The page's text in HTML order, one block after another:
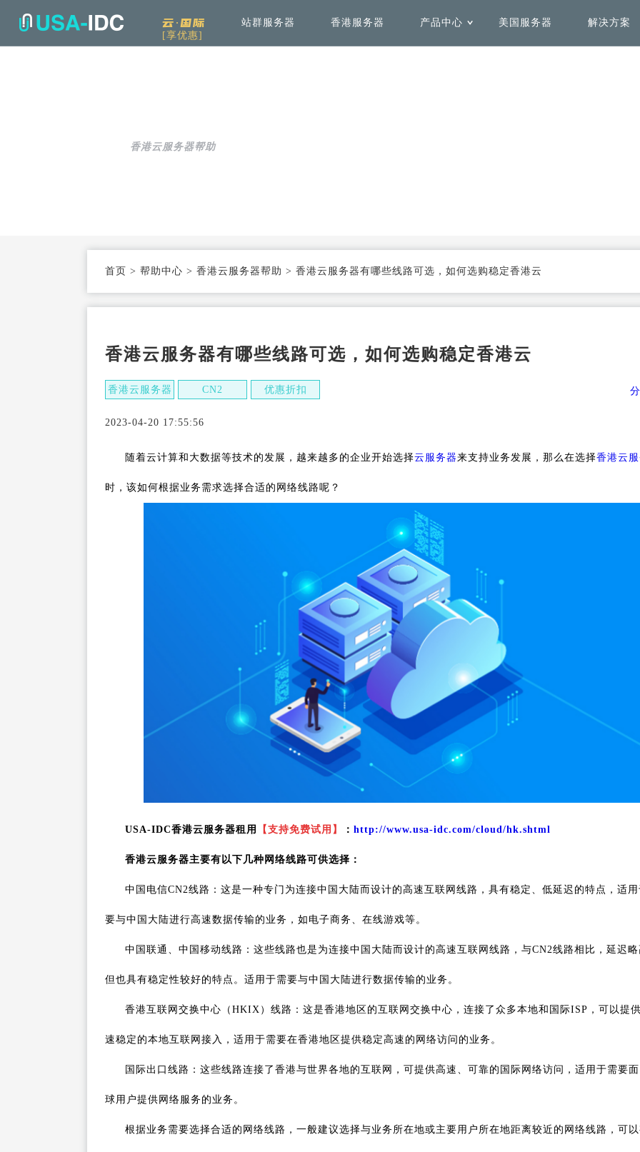
云·国际
[享优惠]
站群服务器 香港服务器 产品中心
云服务器 Openstack KVM架构
法国服务器 英国服务器
TikTok跨境电商 新加坡服务器
美国服务器 解决方案
同时保证安全和灵活性，优化
联系专业SAP架构团队为您定
香港云服务器帮助
首页 > 帮助中心 > 香港云服务器帮助 > 香港云服务器有哪些线路可选，如何选购稳定香港云
香港云服务器有哪些线路可选，如何选购稳定香港云
香港云服务器 CN2 优惠折扣
2023-04-20 17:55:56
随着云计算和大数据等技术的发展，越来越多的企业开始选择云服务器来支持业务发展，那么在选择香港云
时，该如何根据业务需求选择合适的网络线路呢？
USA-IDC香港云服务器租用 【支持免费试用】 ： http://www.usa-idc.com/cloud/hk.shtml
香港云服务器主要有以下几种网络线路可供选择：
中国电信CN2线路：这是一种专门为连接中国大陆而设计的高速互联网线路，具有稳定、低延迟的特点，适
要与中国大陆进行高速数据传输的业务，如电子商务、在线游戏等。
中国联通、中国移动线路：这些线路也是为连接中国大陆而设计的高速互联网线路，与CN2线路相比，延迟
但也具有稳定性较好的特点。适用于需要与中国大陆进行数据传输的业务。
香港互联网交换中心（HKIX）线路：这是香港地区的互联网交换中心，连接了众多本地和国际ISP，可以提
速稳定的本地互联网接入，适用于需要在香港地区提供稳定高速的网络访问的业务。
国际出口线路：这些线路连接了香港与世界各地的互联网，可提供高速、可靠的国际网络访问，适用于需要
球用户提供网络服务的业务。
根据业务需要选择合适的网络线路，一般建议选择与业务所在地或主要用户所在地距离较近的网络线路，可